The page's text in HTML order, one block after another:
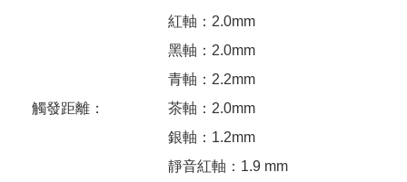
觸發距離：
紅軸：2.0mm
黑軸：2.0mm
青軸：2.2mm
茶軸：2.0mm
銀軸：1.2mm
靜音紅軸：1.9 mm